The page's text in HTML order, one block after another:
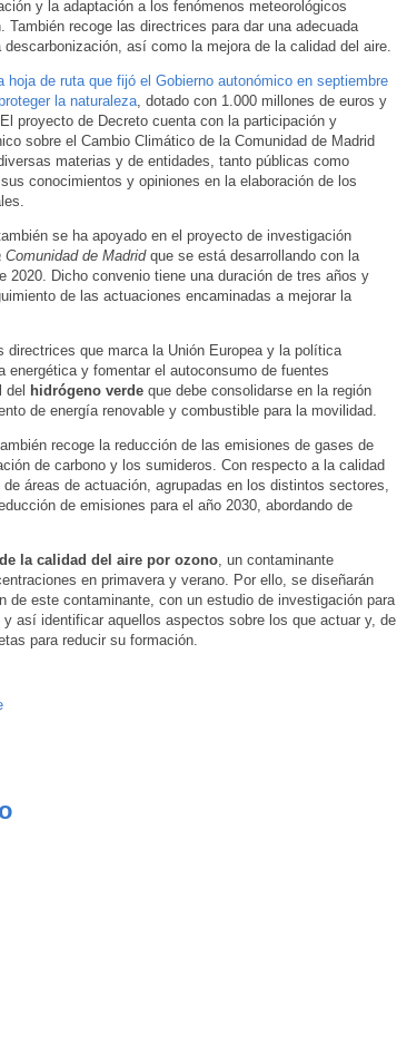
y la adaptación a los fenómenos meteorológicos
También recoge las directrices para dar una adecuada
así como la mejora de la calidad del aire.
hoja de ruta que fijó el Gobierno autonómico en septiembre
la naturaleza , dotado con 1.000 millones de euros y
proyecto de Decreto cuenta con la participación y
sobre el Cambio Climático de la Comunidad de Madrid
materias y de entidades, tanto públicas como
conocimientos y opiniones en la elaboración de los
se ha apoyado en el proyecto de investigación
de Madridque se está desarrollando con la
2020. Dicho convenio tiene una duración de tres años y
de las actuaciones encaminadas a mejorar la
directrices que marca la Unión Europea y la política
energética y fomentar el autoconsumo de fuentes
del hidrógeno verde que debe consolidarse en la región
de energía renovable y combustible para la movilidad.
recoge la reducción de las emisiones de gases de
de carbono y los sumideros. Con respecto a la calidad
áreas de actuación, agrupadas en los distintos sectores,
de emisiones para el año 2030, abordando de
la calidad del aire por ozono , un contaminante
en primavera y verano. Por ello, se diseñarán
de este contaminante, con un estudio de investigación para
así identificar aquellos aspectos sobre los que actuar y, de
para reducir su formación.